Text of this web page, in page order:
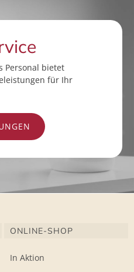
Personal bietet
für Ihr
ONLINE-SHOP
In Aktion